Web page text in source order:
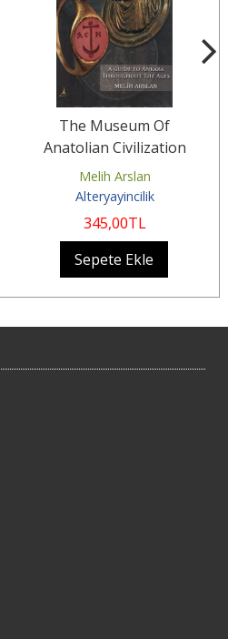
The Museum Of
Anatolian Civilization
Melih Arslan
Alteryayincilik
345,00TL
Sepete Ekle